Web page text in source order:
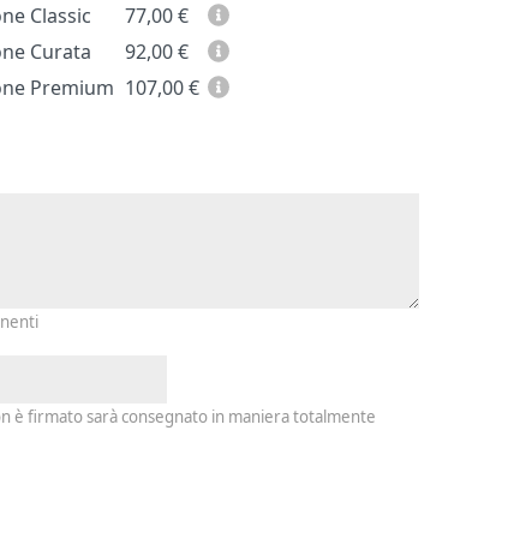
Classic 77,00€
Curata
92,00€
Premium 107,00€
è firmato sarà consegnato in maniera totalmente